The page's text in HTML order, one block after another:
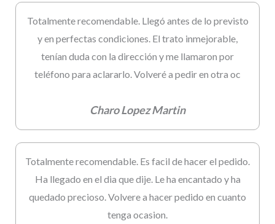
Totalmente recomendable. Llegó antes de lo previsto
y en perfectas condiciones. El trato inmejorable,
tenían duda con la dirección y me llamaron por
teléfono para aclararlo. Volveré a pedir en otra oc
Charo Lopez Martin
Totalmente recomendable. Es facil de hacer el pedido.
Ha llegado en el dia que dije. Le ha encantado y ha
quedado precioso. Volvere a hacer pedido en cuanto
tenga ocasion.